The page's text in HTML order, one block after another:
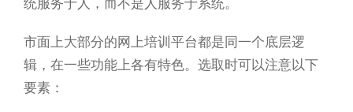
市面上大部分的网上培训平台都是同一个底层逻
辑，在一些功能上各有特色。选取时可以注意以下
要素：